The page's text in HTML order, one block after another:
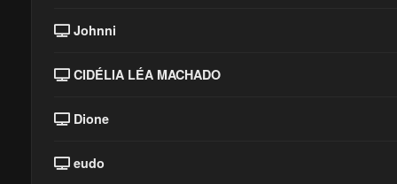
Johnni
CIDÉLIA LÉA MACHADO
Dione
eudo